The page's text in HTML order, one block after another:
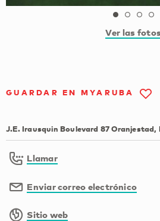
Ver las
GUARDAR EN MYARUBA
J.E. Irausquin Boulevard 87
Llamar
Enviar correo electrónico
Sitio web